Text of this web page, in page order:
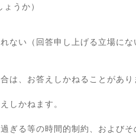
うか）
ない（回答申し上げる立場に
は、お答えしかねることがあり
しかねます。
ぎる等の時間的制約、および